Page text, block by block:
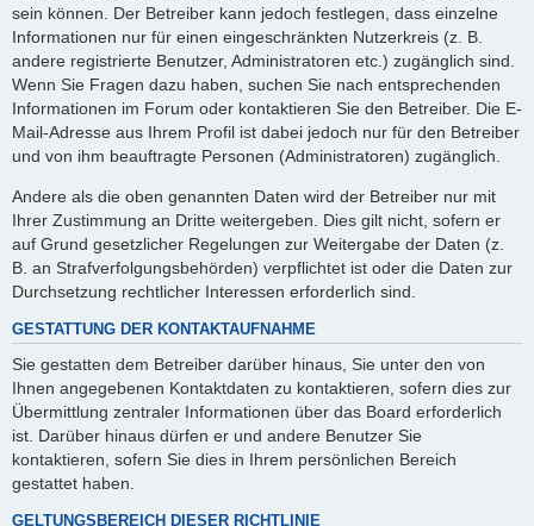
sein können. Der Betreiber kann jedoch festlegen, dass einzelne
Informationen nur für einen eingeschränkten Nutzerkreis (z. B.
andere registrierte Benutzer, Administratoren etc.) zugänglich sind.
Wenn Sie Fragen dazu haben, suchen Sie nach entsprechenden
Informationen im Forum oder kontaktieren Sie den Betreiber. Die E-
Mail-Adresse aus Ihrem Profil ist dabei jedoch nur für den Betreiber
und von ihm beauftragte Personen (Administratoren) zugänglich.
Andere als die oben genannten Daten wird der Betreiber nur mit
Ihrer Zustimmung an Dritte weitergeben. Dies gilt nicht, sofern er
auf Grund gesetzlicher Regelungen zur Weitergabe der Daten (z.
B. an Strafverfolgungsbehörden) verpflichtet ist oder die Daten zur
Durchsetzung rechtlicher Interessen erforderlich sind.
GESTATTUNG DER KONTAKTAUFNAHME
Sie gestatten dem Betreiber darüber hinaus, Sie unter den von
Ihnen angegebenen Kontaktdaten zu kontaktieren, sofern dies zur
Übermittlung zentraler Informationen über das Board erforderlich
ist. Darüber hinaus dürfen er und andere Benutzer Sie
kontaktieren, sofern Sie dies in Ihrem persönlichen Bereich
gestattet haben.
GELTUNGSBEREICH DIESER RICHTLINIE